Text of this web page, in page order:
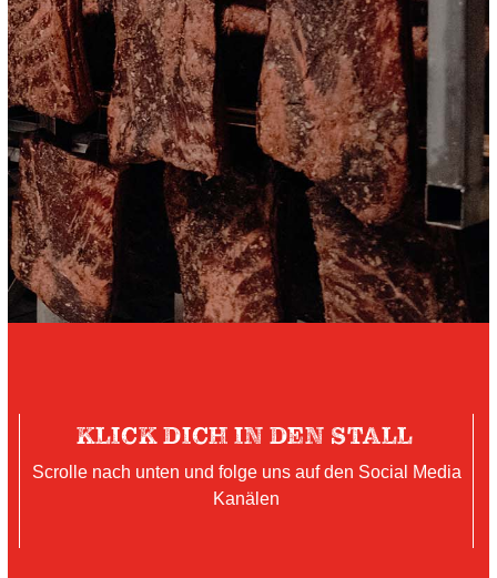
KLICK DICH IN DEN STALL
Scrolle nach unten und folge uns auf den Social Media
Kanälen